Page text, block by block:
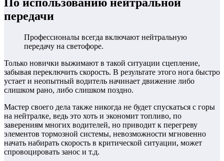
передачи
Профессионалы всегда включают нейтральную
передачу на светофоре.
Только новички выжимают в такой ситуации сцепление,
забывая переключить скорость. В результате этого нога быстро
устает и неопытный водитель начинает движение либо
слишком рано, либо слишком поздно.
Мастер своего дела также никогда не будет спускаться с горы
на нейтралке, ведь это хоть и экономит топливо, по
заверениям многих водителей, но приводит к перегреву
элементов тормозной системы, невозможности мгновенно
начать набирать скорость в критической ситуации, может
спровоцировать занос и т.д.